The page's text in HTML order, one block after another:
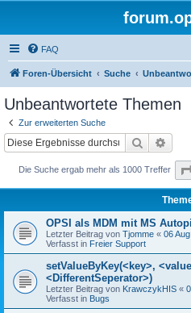
FAQ
Foren-Übersicht Suche
Unbeantwortete Themen
Zur erweiterten Suche
Suche
Die Suche ergab mehr als 1000 Treffer
OPSI als MDM mit MS
Letzter Beitrag von Tjomme « 06
Verfasst in Freier Support
setValueByKey(<key>,
<DifferentSeperator>)
Letzter Beitrag von KrawczykHIS «
Verfasst in Bugs